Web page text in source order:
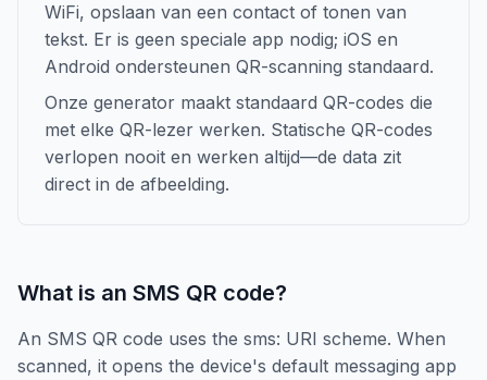
WiFi, opslaan van een contact of tonen van
tekst. Er is geen speciale app nodig; iOS en
Android ondersteunen QR-scanning standaard.
Onze generator maakt standaard QR-codes die
met elke QR-lezer werken. Statische QR-codes
verlopen nooit en werken altijd—de data zit
direct in de afbeelding.
What is an SMS QR code?
An SMS QR code uses the sms: URI scheme. When
scanned, it opens the device's default messaging app